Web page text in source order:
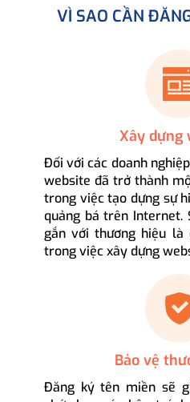
VÌ SAO CẦN
Xây dựng
Đối với các doanh
website đã trở thành
trong việc tạo dựng sự
quảng bá trên Internet.
gắn với thương hiệu là
trong việc xây dựng
Bảo vệ
Đăng ký tên miền sẽ